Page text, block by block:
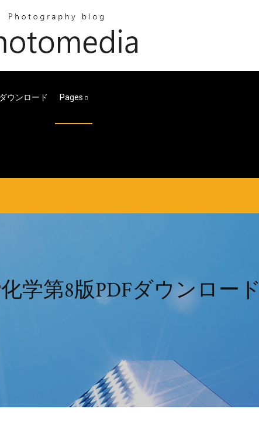
ウンロード Pages
学第8版PDFダウンロード